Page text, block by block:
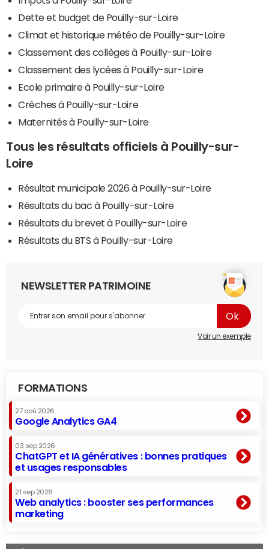
Dette et budget de Pouilly-sur-Loire
Climat et historique météo de Pouilly-sur-Loire
Classement des collèges à Pouilly-sur-Loire
Classement des lycées à Pouilly-sur-Loire
Ecole primaire à Pouilly-sur-Loire
Crèches à Pouilly-sur-Loire
Maternités à Pouilly-sur-Loire
Tous les résultats officiels à Pouilly-sur-
Loire
Résultat municipale 2026 à Pouilly-sur-Loire
Résultats du bac à Pouilly-sur-Loire
Résultats du brevet à Pouilly-sur-Loire
Résultats du BTS à Pouilly-sur-Loire
NEWSLETTER PATRIMOINE
Voir un exemple
FORMATIONS
27 aoû 2026
Google Analytics GA4
03 sep 2026
ChatGPT et IA génératives : bonnes pratiques
et usages responsables
21 sep 2026
Web analytics : booster ses performances
marketing